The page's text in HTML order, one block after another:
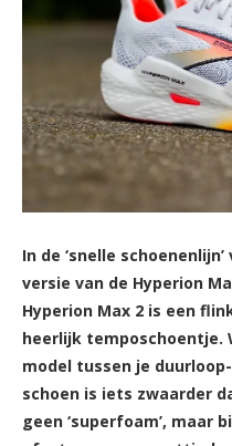
In de ‘snelle
versie van de Hyperion
Hyperion Max 2 is een
heerlijk temposchoentje.
model tussen je
schoen is iets zwaarder
geen ‘superfoam’, maar